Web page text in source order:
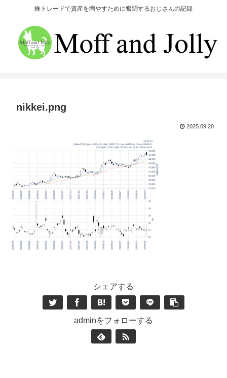
株トレードで資産を増やすために奮闘するおじさんの記録
nikkei.png
2025.09.20
シェアする
adminをフォローする